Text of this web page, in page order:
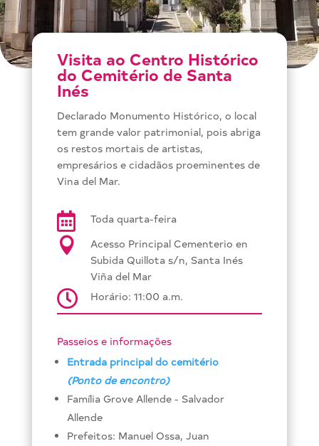
Visita ao Centro Histórico
do Cemitério de Santa
Inés
Declarado Monumento Histórico, o local
tem grande valor patrimonial, pois abriga
os restos mortais de artistas,
empresários e cidadãos proeminentes de
Vina del Mar.
 Toda quarta-feira

Acesso Principal Cementerio en
Subida Quillota s/n, Santa Inés
Viña del Mar
 Horário: 11:00 a.m.
Passeios e informações
Entrada principal do cemitério
(Ponto de encontro)
Família Grove Allende - Salvador
Allende
Prefeitos: Manuel Ossa, Juan